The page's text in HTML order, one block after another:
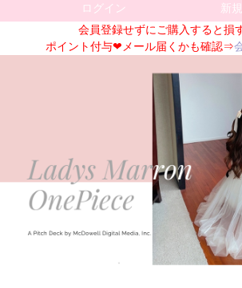
ログイン
新
会員登録せずにご購入すると損
ポイント付与❤メール届くかも確認⇒